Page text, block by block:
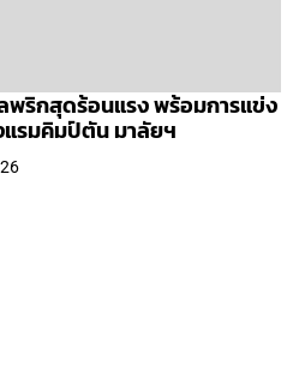
พริกสุดร้อนแรง พร้อมการแข่ง
แรมคิมป์ตัน มาลัยฯ